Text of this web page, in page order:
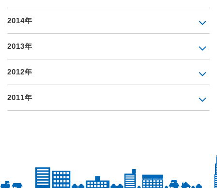
2014年
2013年
2012年
2011年